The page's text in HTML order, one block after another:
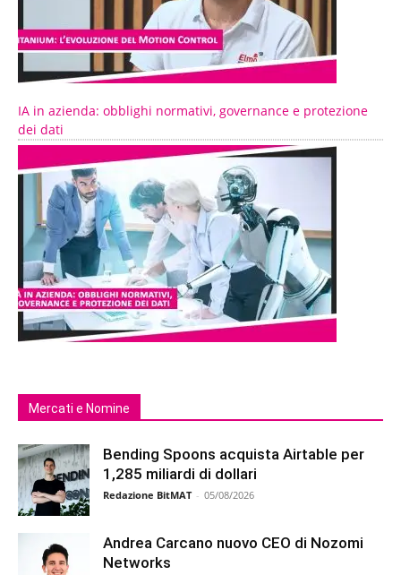
IA in azienda: obblighi normativi, governance e protezione
dei dati
Mercati e Nomine
Bending Spoons acquista Airtable per
1,285 miliardi di dollari
Redazione BitMAT - 05/08/2026
Andrea Carcano nuovo CEO di Nozomi
Networks